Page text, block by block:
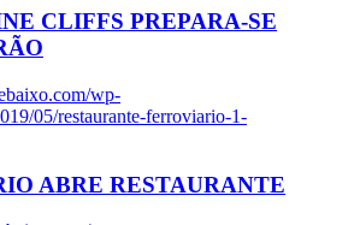
CLIFFS PREPARA-SE
wp-
05/restaurante-ferroviario-1-
ABRE RESTAURANTE